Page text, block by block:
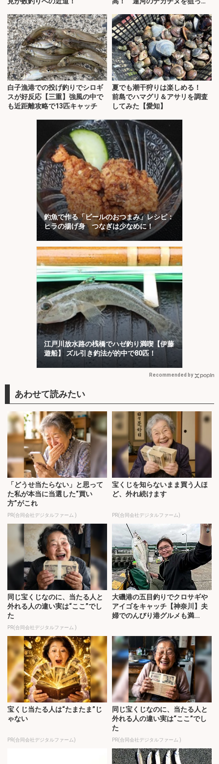
白子漁港での投げ釣りでシロギ
スが好反応【三重】強風の中で
も近距離攻略で13匹キャッチ
夏でも潮干狩りは楽しめる！
前島でハマグリ＆アサリを調査
してみた【愛知】
釣魚で作る「ビールのおつまみ」レシピ：
ヒラの揚げ身 つなぎは少なめに！
江戸川放水路の桟橋でハゼ釣り満喫【伊藤
遊船】 ズル引き釣法が的中で80匹！
Recommended by
「どうせ当たらない」と思って
た私が本当に当選した“買い
方”がこれ
PR(合同会社デジタルファーム )
宝くじを知らないまま買う人ほ
ど、外れ続けます
PR(合同会社デジタルファーム)
同じ宝くじなのに、当たる人と
外れる人の違い実は“ここ”でし
た
PR(合同会社デジタルファーム )
大磯港の五目釣りでクロサギや
アイゴをキャッチ【神奈川】夫
婦でのんびり港グルメも満...
宝くじ当たる人は“たまたま”じ
ゃない
PR(合同会社デジタルファーム)
同じ宝くじなのに、当たる人と
外れる人の違い実は“ここ”でし
た
PR(合同会社デジタルファーム )